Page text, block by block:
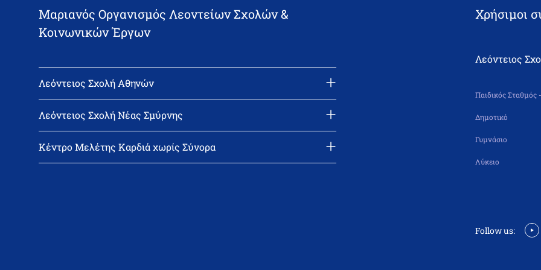
Μαριανός Οργανισμός Λεοντείων Σχολών &
Κοινωνικών Έργων
Λεόντειος Σχολή Αθηνών
email: l_leonin@leonteiosedu.gr
Λεόντειος Σχολή Νέας Σμύρνης
email: info@leonteiosns.gr
Κέντρο Μελέτης Καρδιά χωρίς Σύνορα
Χρήσιμοι
Λεόντειος
Παιδικός Σταθμός
Δημοτικό
Γυμνάσιο
Λύκειο
Follow us: